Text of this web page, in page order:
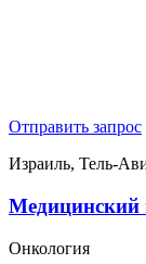
Отправить запрос
Израиль, Тель-
Медицинский
Онкология